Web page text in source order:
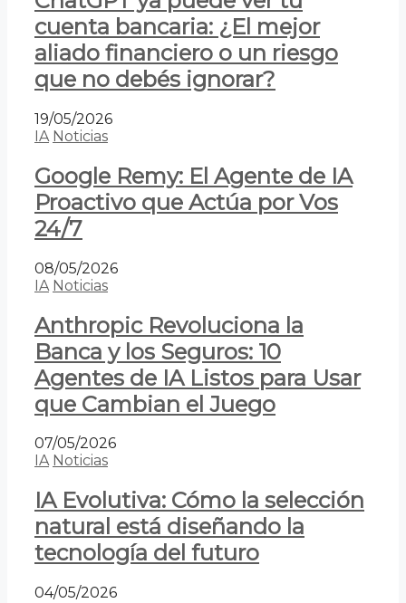
cuenta bancaria: ¿El mejor
aliado financiero o un riesgo
que no debés ignorar?
19/05/2026
IA Noticias
Google Remy: El Agente de IA
Proactivo que Actúa por Vos
24/7
08/05/2026
IA Noticias
Anthropic Revoluciona la
Banca y los Seguros: 10
Agentes de IA Listos para Usar
que Cambian el Juego
07/05/2026
IA Noticias
IA Evolutiva: Cómo la selección
natural está diseñando la
tecnología del futuro
04/05/2026